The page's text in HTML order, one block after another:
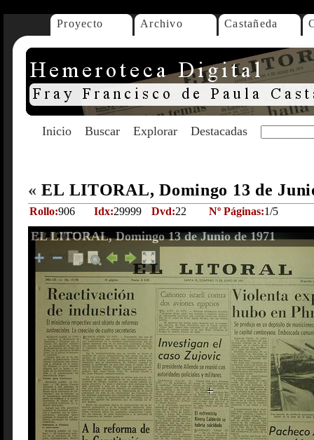
Proyecto Archivo Castañeda
Inicio Buscar Explorar Destacadas
« EL LITORAL, Domingo 13 de
Rollo:906 Idx:29999 Dvd:22 Nº Páginas:1/5
EL LITORAL, Domingo 13 de Junio de 1971